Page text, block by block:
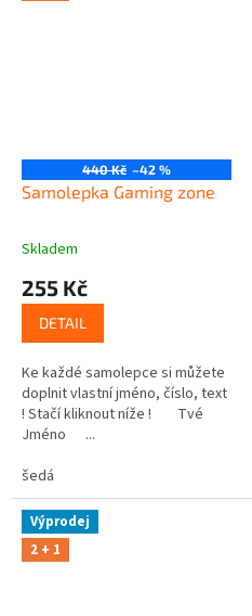
440 Kč –42 %
Samolepka Gaming zone
Skladem
255 Kč
DETAIL
Ke každé samolepce si můžete
doplnit vlastní jméno, číslo, text
! Stačí kliknout níže ! Tvé
Jméno ...
šedá
Výprodej
2 + 1